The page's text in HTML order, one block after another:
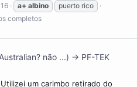
a+ albino
puerto rico
completos
não ...) -> PF-TEK
um carimbo retirado do